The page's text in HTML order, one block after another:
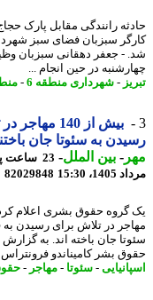
رانندگی مقابل پارک حجاج
در حین انجام ...
- شهرداری منطقه 6 -منطقه 6
بیش از 140 مهاجر
به سئوتا جان باختند
-بین الملل-
15:30
82029848
در تلاش برای رسیدن به
جان باخته اند. به گزارش
بشر کامیناندو فرونتراس ...
-سئوتا-مهاجر-حقوق